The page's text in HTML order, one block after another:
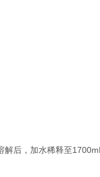
解后，加水稀释至1700mL